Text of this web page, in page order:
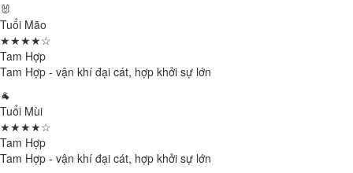
🐰
Tuổi Mão
★★★★☆
Tam Hợp
Tam Hợp - vận khí đại cát, hợp khởi sự lớn
🐐
Tuổi Mùi
★★★★☆
Tam Hợp
Tam Hợp - vận khí đại cát, hợp khởi sự lớn